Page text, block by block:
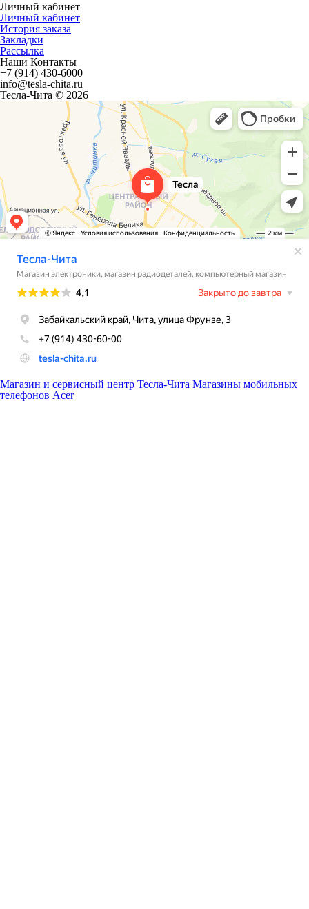
Личный кабинет
Личный кабинет
История заказа
Закладки
Рассылка
Наши Контакты
+7 (914) 430-6000
info@tesla-chita.ru
Тесла-Чита © 2026
Магазин и сервисный центр Тесла-Чита Магазины мобильных
телефонов Acer